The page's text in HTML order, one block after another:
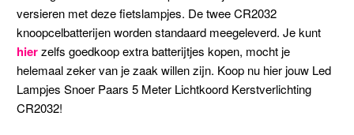
versieren met deze fietslampjes. De twee CR2032
knoopcelbatterijen worden standaard meegeleverd. Je kunt
hierzelfs goedkoop extra batterijtjes kopen, mocht je
helemaal zeker van je zaak willen zijn. Koop nu hier jouw Led
Lampjes Snoer Paars 5 Meter Lichtkoord Kerstverlichting
CR2032!